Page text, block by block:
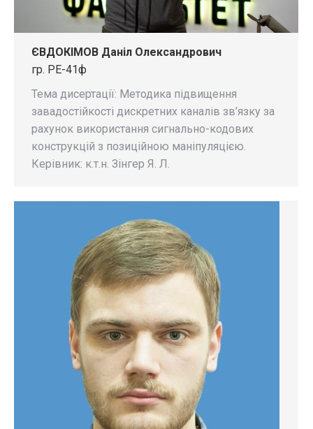
ЄВДОКІМОВ Даніл Олександрович
гр. РЕ-41ф
Тема дисертації: Методика підвищення
завадостійкості дискретних каналів зв’язку за
рахунок використання сигнально-кодових
конструкцій з позиційною маніпуляцією.
Керівник: к.т.н. Зінгер Я. Л.